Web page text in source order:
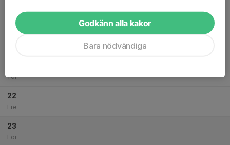
Tor
22
Fre
23
Lör
Godkänn alla kakor
Bara nödvändiga